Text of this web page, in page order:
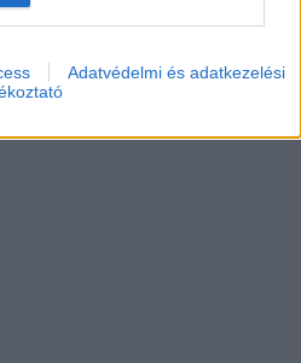
Adatvédelmi és adatkezelési